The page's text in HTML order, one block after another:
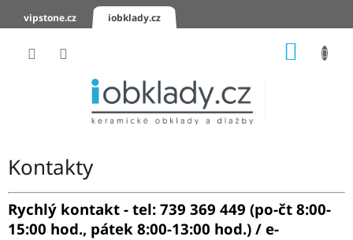
vipstone.cz iobklady.cz
KERAMICKÉ
OBKLADY
KERAMICKÉ
Kontakty
Rychlý kontakt - tel: 739 369 449 (po-čt 8:00-
15:00 hod., pátek 8:00-13:00 hod.) / e-